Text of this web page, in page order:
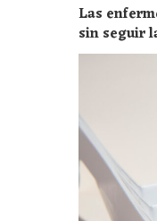
Las
sin seguir
peligros